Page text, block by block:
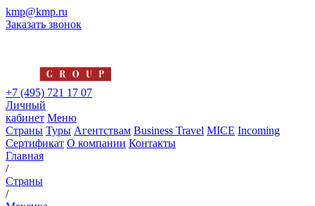
kmp@kmp.ru
Заказать звонок
+7 (495) 721 17 07
Личный
кабинет Меню
Страны Туры Агентствам Business Travel MICE Incoming
Сертификат О компании Контакты
Главная
/
Страны
/